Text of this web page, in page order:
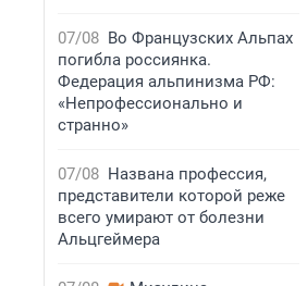
07/08 Во Французских Альпах
погибла россиянка.
Федерация альпинизма РФ:
«Непрофессионально и
странно»
07/08 Названа профессия,
представители которой реже
всего умирают от болезни
Альцгеймера